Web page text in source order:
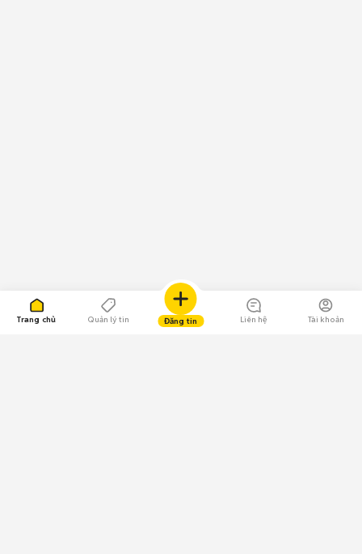
Trang chủ Quản lý tin Đăng tin Liên hệ Tài khoản